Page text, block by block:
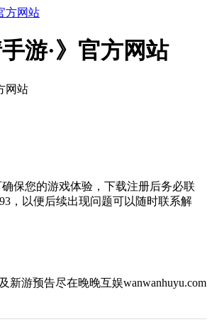
网站
保您的游戏体验，下载注册后务必联
，以便后续出现问题可以随时联系解
新游预告尽在晚晚互娱wanwanhuyu.com